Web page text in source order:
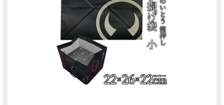
味付けいらず！焼くだけカンタン！ご飯がすすむ焼肉用お肉
最高級A5ランク仙台牛霜降り味付けカルビ
実店舗でのリピート率No.1商品！
数々の高級レストランで使用される仙台牛(5等級限定)のジューシーな最高級霜降
カルビに独自に開発した創業50年の秘伝のタレで味付けをしました。
機械を使わず手作業で丹念に味付けしております。